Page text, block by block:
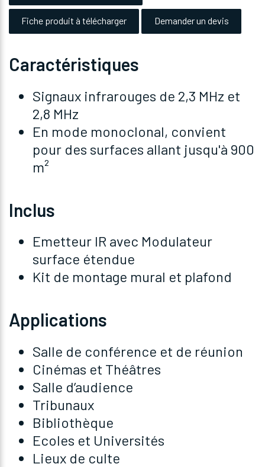
Fiche produit à télécharger Demander un devis
Caractéristiques
Signaux infrarouges de 2,3 MHz et
2,8 MHz
En mode monoclonal, convient
pour des surfaces allant jusqu'à 900
m²
Inclus
Emetteur IR avec Modulateur
surface étendue
Kit de montage mural et plafond
Applications
Salle de conférence et de réunion
Cinémas et Théâtres
Salle d’audience
Tribunaux
Bibliothèque
Ecoles et Universités
Lieux de culte